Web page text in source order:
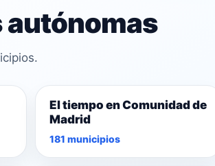
autónomas
El tiempo en Comunidad de
Madrid
181 municipios